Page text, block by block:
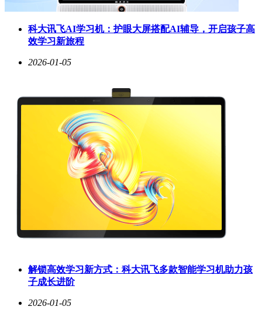
科大讯飞AI学习机：护眼大屏搭配AI辅导，开启孩子高
效学习新旅程
2026-01-05
解锁高效学习新方式：科大讯飞多款智能学习机助力孩
子成长进阶
2026-01-05